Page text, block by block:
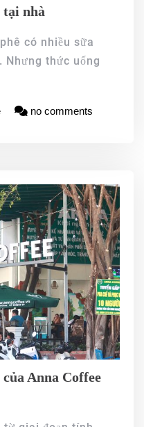
tại nhà
có nhiều sữa
Nhưng thức uống
no comments
Anna Coffee